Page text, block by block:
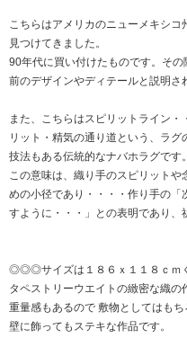
こちらはアメリカのニューメキシ
見つけてきました。
90年代に買い付けたものです。そ
前のデザインやディテールと説明さ
また、こちらはスピリットライン
リット・精気の通り道という、ラ
技法もある伝統的なナバホラグです。
この意味は、織り手のスピリット
めの小径であり・・・・作り手の「
すように・・・」との表明であり、
◎◎◎サイズは１８６ｘ１１８ｃｍ
タペストリーウエイトの緻密な織
重量感もあるので 敷物としてはも
壁に飾ってもステキな作品です。